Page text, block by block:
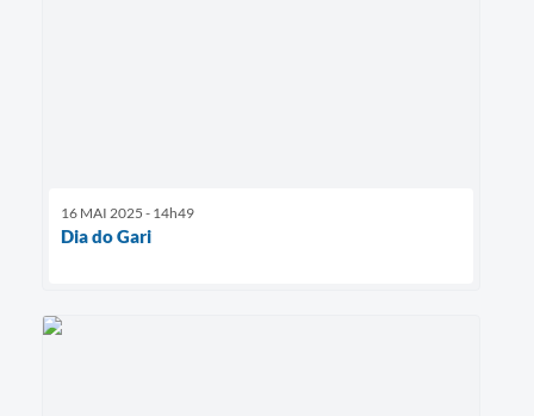
16 MAI 2025 - 14h49
Dia do Gari